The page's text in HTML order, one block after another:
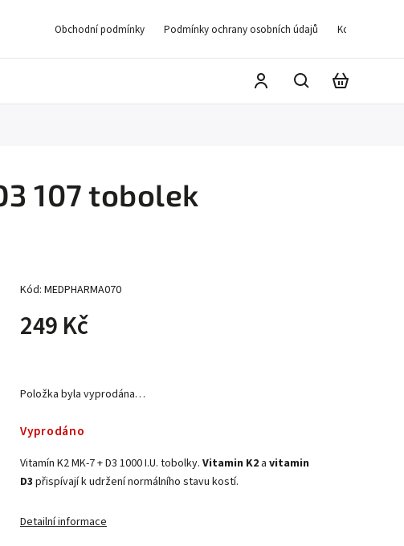
Obchodní podmínky Podmínky ochrany osobních údajů Kontakty
107 tobolek
Kód: MEDPHARMA070
249 Kč
Vyprodáno
Položka byla vyprodána…
Vitamín K2 MK-7 + D3 1000 I.U. tobolky. Vitamin K2 a vitamin
D3 přispívají k udržení normálního stavu kostí.
Detailní informace